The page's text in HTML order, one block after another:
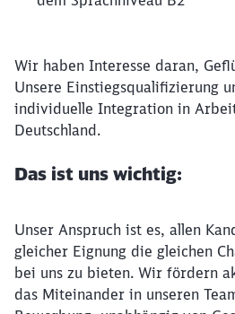
Wir haben Interesse daran,
Unsere Einstiegsqualifizierung
individuelle Integration in
Deutschland.
Das ist uns wichtig:
Unser Anspruch ist es, allen
gleicher Eignung die gleichen
bei uns zu bieten. Wir fördern
das Miteinander in unseren